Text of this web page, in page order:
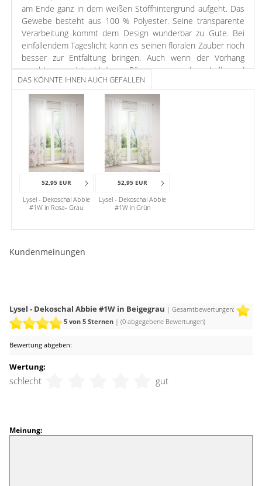
am Ende ganz in dem weißen Stoffhintergrund aufgeht. Das
Gewebe besteht aus 100 % Polyester. Seine transparente
Verarbeitung kommt dem Design wunderbar zu Gute. Bei
einfallendem Tageslicht kann es seinen floralen Zauber noch
besser zur Entfaltung bringen. Auch wenn der Vorhang
geschlossen ist, bleiben Räume angenehm hell und
freundlich. Die Farbauswahl bei diesem Modell ist durch die
Transparenz keineswegs eingeschränkt. Der Blick nach
draußen bleibt unverstellt, sodass Sie sich ein Stück echter
Zugbandbefestigung gewährleistet eine elegante Raffung
sowie einen dezenten Faltenwurf am oberen Abschluss.
Gesäumte Seiten unterstützen das attraktive
Erscheinungsbild. Anbringen lässt sich der Behang sowohl an
der Gardinenstange wie an einem Schienensystem. Bei
Schals für Sie.
Die Verbindung zwischen warmen Beige und neutralem Grau
geht. Man kann damit Wände und Fenster schmücken oder
einen modernen Wohnstyle.
DAS KÖNNTE IHNEN AUCH GEFALLEN
52,95 EUR
Lysel - Dekoschal Abbie
#1W in Rosa- Grau
52,95 EUR
Lysel - Dekoschal Abbie
#1W in Grün
Kundenmeinungen
Lysel - Dekoschal Abbie #1W in Beigegrau | Gesamtbewertungen:
5von 5 Sternen | (0abgegebene Bewertungen)
Bewertung abgeben:
Wertung:
schlecht gut
Meinung: